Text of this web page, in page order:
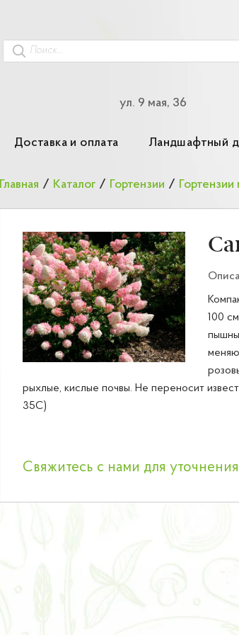
ул. 9 мая, 36
Доставка и оплата Ландшафтный
Главная / Каталог / Гортензии / Гортензии
100
рыхлые, кислые почвы. Не переносит
35С)
Свяжитесь с нами для